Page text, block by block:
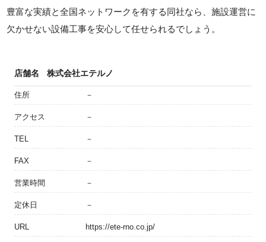
豊富な実績と全国ネットワークを有する同社なら、施設運営に
欠かせない設備工事を安心して任せられるでしょう。
店舗名 株式会社エテルノ
住所 －
アクセス －
TEL －
FAX －
営業時間 －
定休日 －
URL https://ete-rno.co.jp/